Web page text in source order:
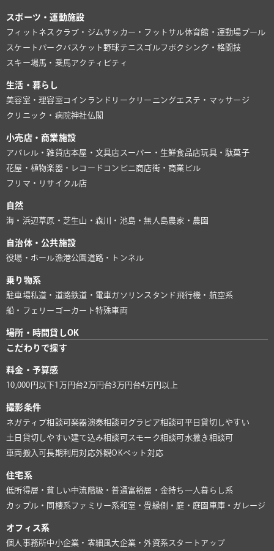
スポーツ・運動施設
フィットネスクラブ・ジム サッカー・フットサル体育館・運動場プール
スケートパーク バスケット 野球テニス ゴルフ ボクシング・格闘技
スキー場馬・乗馬アクティビティ
生活・暮らし
美容室・理容室 コインランドリー クリーニングエステ・マッサージ
クリニック・病院神社仏閣
小売店・商業施設
アパレル・雑貨店本屋・文具店 スーパー・生鮮食品店玩具・駄菓子
花屋・植物楽器・レコード コンビニ商店街・商業ビル
フリマ・リサイクル店
自然
海・浜辺 草原・芝生山・森川・池島・無人島農家・農園
自治体・公共施設
役場・ホール漁港公園 道路・トンネル
乗り物系
駐車場私道・道路鉄道・電車 ガソリンスタンド 飛行機・航空系
船・フェリー ゴーカート特殊車両
場所・時間貸しOK
こだわりで探す
料金・予算感
10,000円以下1万円台2万円台3万円台4万円以上
撮影条件
ネガティブ相談可楽器演奏相談可 グラビア相談可 平日貸切しやすい
土日貸切しやすい建て込み相談可 スモーク相談可 水撒き相談可
車両搬入可長期利用対応外観OKペット対応
住宅系
低所得層・貧しい中流階級・普通富裕層・金持ち 一人暮らし系
カップル・同棲系ファミリー系和室・畳縁側・庭・庭園 車庫・ガレージ
オフィス系
個人事務所中小企業・零細風大企業・外資系スタートアップ